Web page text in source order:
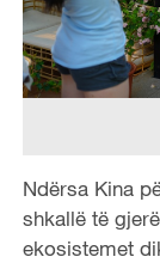
Ndërsa Kina
shkallë të
ekosistemet